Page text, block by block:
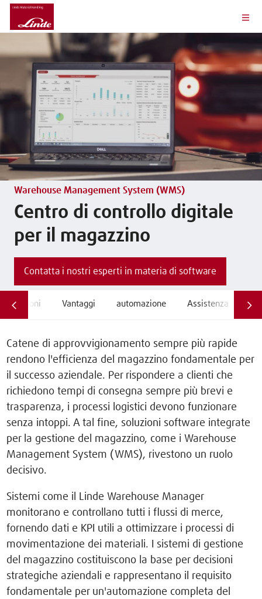
Warehouse Management System (WMS)
Centro di controllo digitale
per il magazzino
Contatta i nostri esperti in materia di software
Funzioni Vantaggi automazione Assistenza
Catene di approvvigionamento sempre più rapide
rendono l'efficienza del magazzino fondamentale per
il successo aziendale. Per rispondere a clienti che
richiedono tempi di consegna sempre più brevi e
trasparenza, i processi logistici devono funzionare
senza intoppi. A tal fine, soluzioni software integrate
per la gestione del magazzino, come i Warehouse
Management System (WMS), rivestono un ruolo
decisivo.
Sistemi come il Linde Warehouse Manager
monitorano e controllano tutti i flussi di merce,
fornendo dati e KPI utili a ottimizzare i processi di
movimentazione dei materiali. I sistemi di gestione
del magazzino costituiscono la base per decisioni
strategiche aziendali e rappresentano il requisito
fondamentale per un'automazione completa del